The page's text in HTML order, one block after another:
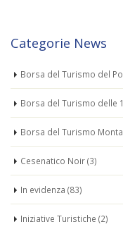
Categorie News
Borsa del Turismo del Po
Borsa del Turismo delle
Borsa del Turismo
Cesenatico Noir(3)
In evidenza (83)
Iniziative Turistiche (2)